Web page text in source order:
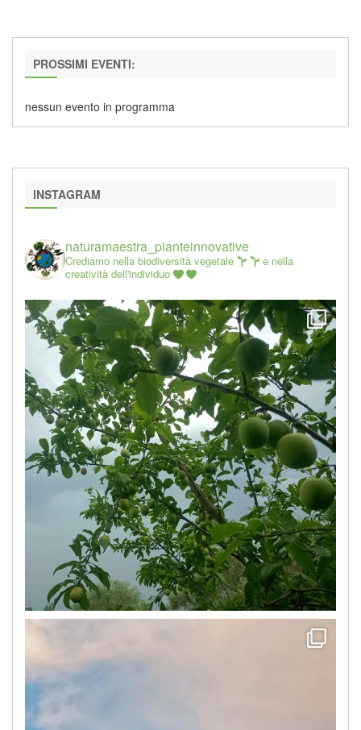
PROSSIMI EVENTI:
nessun evento in programma
INSTAGRAM
naturamaestra_pianteinnovative
Crediamo nella biodiversità vegetale
e nella
creatività dell'individuo